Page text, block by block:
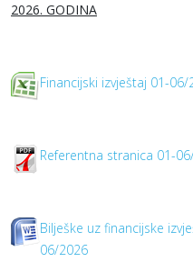
2026. GODINA
Financijski izvještaj 01-06/
Referentna stranica 01-
Bilješke uz financijske
06/2026